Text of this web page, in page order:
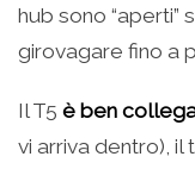
hub sono “aperti”
girovagare fino a
Il T5 è ben
vi arriva dentro), il